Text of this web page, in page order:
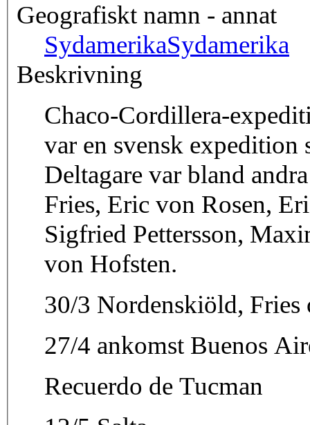
Geografiskt namn - annat
SydamerikaSydamerika
Beskrivning
Chaco-Cordillera-
var en svensk
Deltagare var bland
Fries, Eric von Rosen,
Sigfried Pettersson,
von Hofsten.
30/3 Nordenskiöld,
27/4 ankomst Buenos
Recuerdo de Tucman